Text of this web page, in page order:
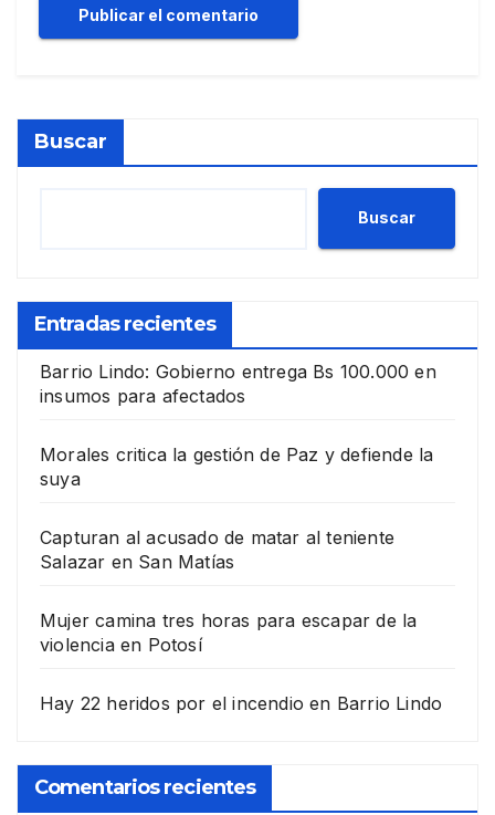
Buscar
Buscar
Entradas recientes
Barrio Lindo: Gobierno entrega Bs 100.000 en
insumos para afectados
Morales critica la gestión de Paz y defiende la
suya
Capturan al acusado de matar al teniente
Salazar en San Matías
Mujer camina tres horas para escapar de la
violencia en Potosí
Hay 22 heridos por el incendio en Barrio Lindo
Comentarios recientes